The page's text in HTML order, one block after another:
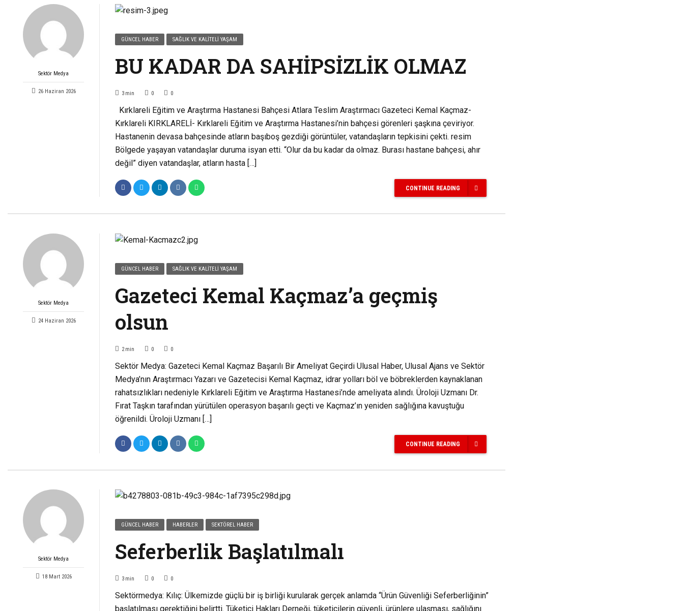
Sektör Medya
26 Haziran 2026
GÜNCEL HABER SAĞLIK VE KALITELI YAŞAM
BU KADAR DA SAHİPSİZLİK OLMAZ
3 min 0 0
Kırklareli Eğitim ve Araştırma Hastanesi Bahçesi Atlara Teslim Araştırmacı Gazeteci Kemal Kaçmaz-
Kırklareli KIRKLARELİ- Kırklareli Eğitim ve Araştırma Hastanesi’nin bahçesi görenleri şaşkına çeviriyor.
Hastanenin devasa bahçesinde atların başıboş gezdiği görüntüler, vatandaşların tepkisini çekti. resim
Bölgede yaşayan vatandaşlar duruma isyan etti. “Olur da bu kadar da olmaz. Burası hastane bahçesi, ahır
değil” diyen vatandaşlar, atların hasta […]
CONTINUE READING
Sektör Medya
24 Haziran 2026
GÜNCEL HABER SAĞLIK VE KALITELI YAŞAM
Gazeteci Kemal Kaçmaz’a geçmiş
olsun
2 min 0 0
Sektör Medya: Gazeteci Kemal Kaçmaz Başarılı Bir Ameliyat Geçirdi Ulusal Haber, Ulusal Ajans ve Sektör
Medya’nın Araştırmacı Yazarı ve Gazetecisi Kemal Kaçmaz, idrar yolları böl ve böbreklerden kaynaklanan
rahatsızlıkları nedeniyle Kırklareli Eğitim ve Araştırma Hastanesi’nde ameliyata alındı. Üroloji Uzmanı Dr.
Fırat Taşkın tarafından yürütülen operasyon başarılı geçti ve Kaçmaz’ın yeniden sağlığına kavuştuğu
öğrenildi. Üroloji Uzmanı […]
CONTINUE READING
Sektör Medya
18 Mart 2026
GÜNCEL HABER HABERLER SEKTÖREL HABER
Seferberlik Başlatılmalı
3 min 0 0
Sektörmedya: Kılıç: Ülkemizde güçlü bir iş birliği kurularak gerçek anlamda “Ürün Güvenliği Seferberliğinin”
başlatılması gerektiğini belirtti. Tüketici Hakları Derneği, tüketicilerin güvenli, ürünlere ulaşması, sağlığını